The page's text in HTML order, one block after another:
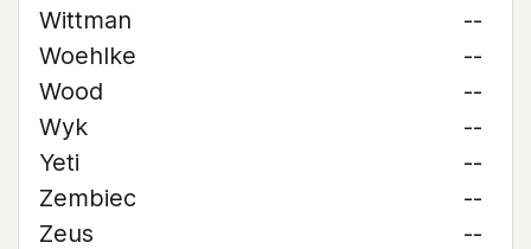
Wittman
--
Woehlke
--
Wood
--
Wyk
--
Yeti
--
Zembiec
--
Zeus
--